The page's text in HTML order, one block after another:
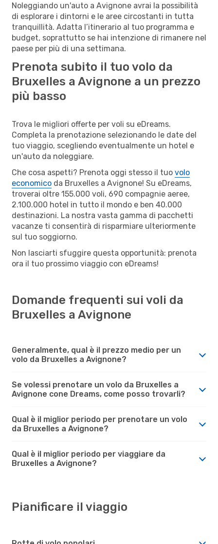
Noleggiando un'auto a Avignone avrai la possibilità
di esplorare i dintorni e le aree circostanti in tutta
tranquillità. Adatta l’itinerario al tuo programma e
budget, soprattutto se hai intenzione di rimanere nel
paese per più di una settimana.
Prenota subito il tuo volo da
Bruxelles a Avignone a un prezzo
più basso
Trova le migliori offerte per voli su eDreams.
Completa la prenotazione selezionando le date del
tuo viaggio, scegliendo eventualmente un hotel e
un'auto da noleggiare.
Che cosa aspetti? Prenota oggi stesso il tuo volo
economico da Bruxelles a Avignone! Su eDreams,
troverai oltre 155.000 voli, 690 compagnie aeree,
2.100.000 hotel in tutto il mondo e ben 40.000
destinazioni. La nostra vasta gamma di pacchetti
vacanze ti consentirà di risparmiare ulteriormente
sul tuo soggiorno.
Non lasciarti sfuggire questa opportunità: prenota
ora il tuo prossimo viaggio con eDreams!
Domande frequenti sui voli da
Bruxelles a Avignone
Generalmente, qual è il prezzo medio per un
volo da Bruxelles a Avignone?
Se volessi prenotare un volo da Bruxelles a
Avignone cone Dreams, come posso trovarli?
Qual è il miglior periodo per prenotare un volo
da Bruxelles a Avignone?
Qual è il miglior periodo per viaggiare da
Bruxelles a Avignone?
Pianificare il viaggio